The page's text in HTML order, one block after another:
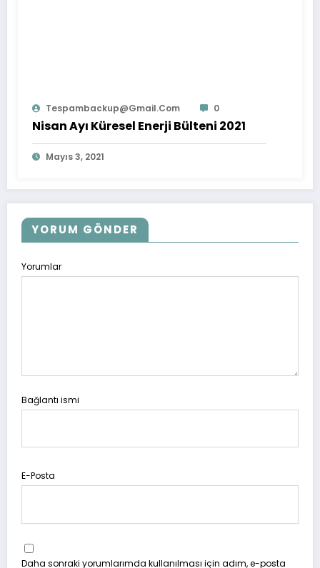
Tespambackup@gmail.com 0
Nisan Ayı Küresel Enerji Bülteni 2021
Mayıs 3, 2021
YORUM GÖNDER
Yorumlar
Bağlantı ismi
E-Posta
Daha sonraki yorumlarımda kullanılması için adım, e-posta